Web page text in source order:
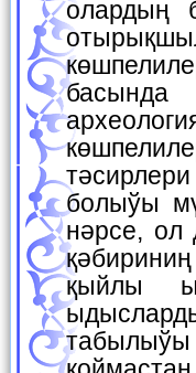
олардың
басында
болыўы
нәрсе, ол
қыйлы
табылыўы